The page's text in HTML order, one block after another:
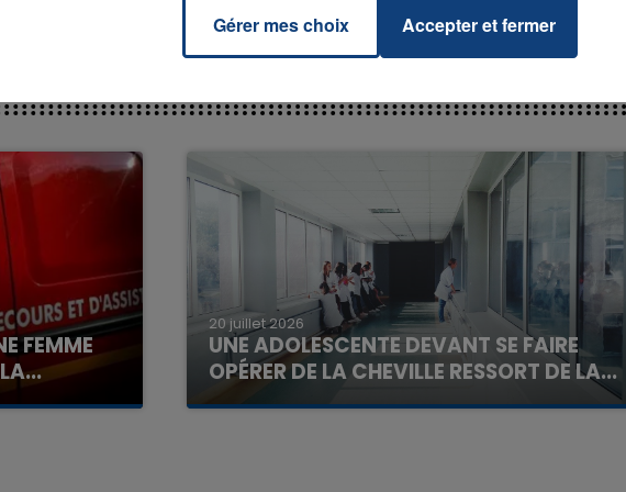
FEMME
après avoir
20 juillet 2026
UNE ADOLESCENTE DEVANT SE FAIRE
OPÉRER DE LA CHEVILLE RESSORT DE LA...
La famille a porté plainte contre la clinique qui a
end La Team du Week-end
Gérer mes choix Accepter et fermer